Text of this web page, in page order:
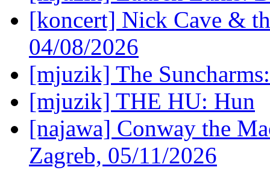
[koncert] Nick Cave &
04/08/2026
[mjuzik] The
[mjuzik] THE HU: Hun
[najawa] Conway the
Zagreb, 05/11/2026